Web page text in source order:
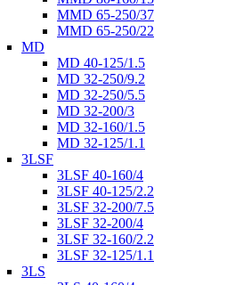
MMD 65-250/37
MMD 65-250/22
MD
MD 40-125/1.5
MD 32-250/9.2
MD 32-250/5.5
MD 32-200/3
MD 32-160/1.5
MD 32-125/1.1
3LSF
3LSF 40-160/4
3LSF 40-125/2.2
3LSF 32-200/7.5
3LSF 32-200/4
3LSF 32-160/2.2
3LSF 32-125/1.1
3LS